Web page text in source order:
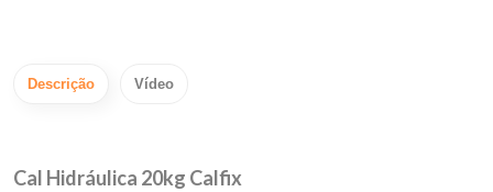
Descrição Vídeo
Cal Hidráulica 20kg Calfix